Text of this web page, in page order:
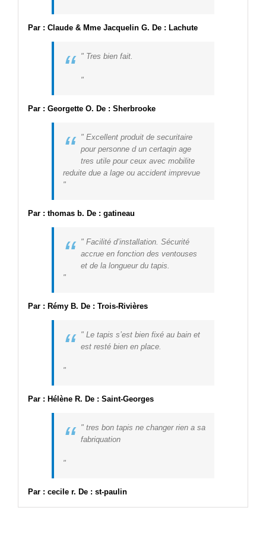
Par : Claude & Mme Jacquelin G. De : Lachute
“ Tres bien fait.
Par : Georgette O. De : Sherbrooke
“
Excellent produit de securitaire
pour personne d un certaqin age
tres utile pour ceux avec mobilite
reduite due a lage ou accident imprevue
Par : thomas b. De : gatineau
“
Facilité d’installation. Sécurité
accrue en fonction des ventouses
et de la longueur du tapis.
Par : Rémy B. De : Trois-Rivières
“
Le tapis s’est bien fixé au bain et
est resté bien en place.
Par : Hélène R. De : Saint-Georges
“
tres bon tapis ne changer rien a sa
fabriquation
Par : cecile r. De : st-paulin